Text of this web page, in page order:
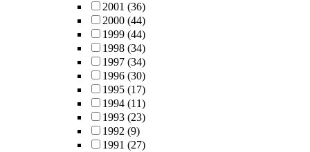
2001 (36)
2000 (44)
1999 (44)
1998 (34)
1997 (34)
1996 (30)
1995 (17)
1994 (11)
1993 (23)
1992 (9)
1991 (27)